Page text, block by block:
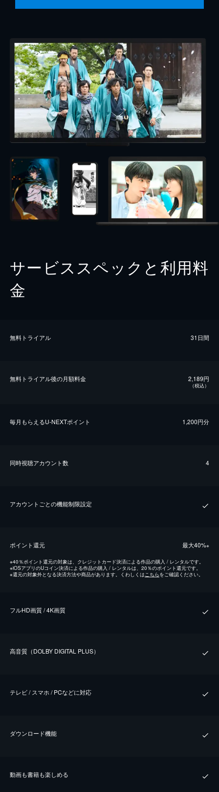
サービススペックと利用料
金
無料トライアル 31日間
無料トライアル後の⽉額料金 2,189円
（税込）
毎⽉もらえるU-NEXTポイント 1,200円分
同時視聴アカウント数 4
アカウントごとの機能制限設定
ポイント還元 最⼤40%※
※40％ポイント還元の対象は、クレジットカード決済による作品の購入 / レンタルです。
※iOSアプリのUコイン決済による作品の購入 / レンタルは、20％のポイント還元です。
※還元の対象外となる決済方法や商品があります。くわしくはこちらをご確認ください。
フルHD画質 / 4K画質
⾼⾳質（DOLBY DIGITAL PLUS）
テレビ / スマホ / PCなどに対応
ダウンロード機能
動画も書籍も楽しめる